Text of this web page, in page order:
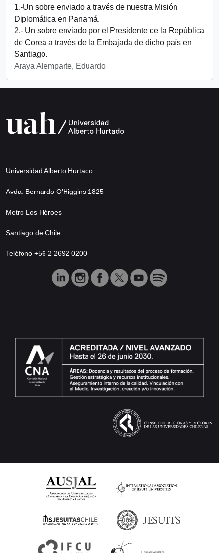
1.-Un sobre enviado a través de nuestra Misión
Diplomática en Panamá.
2.- Un sobre enviado por el Presidente de la República
de Corea a través de la Embajada de dicho país en
Santiago.
Araya Alemparte, Eduardo
Universidad Alberto Hurtado
Avda. Bernardo O’Higgins 1825
Metro Los Héroes
Santiago de Chile
Teléfono +56 2 2692 0200